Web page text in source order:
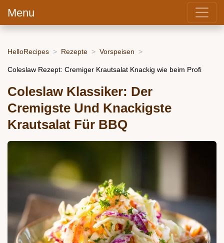
Menu
HelloRecipes Rezepte Vorspeisen
Coleslaw Rezept: Cremiger Krautsalat Knackig wie beim Profi
Coleslaw Klassiker: Der
Cremigste Und Knackigste
Krautsalat Für BBQ